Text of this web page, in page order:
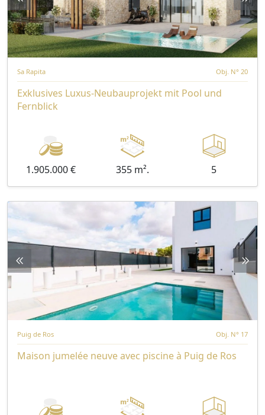
Sa Rapita Obj. N° 20
Exklusives Luxus-Neubauprojekt mit Pool und
Fernblick
1.905.000 € 355 m². 5
Puig de Ros Obj. N° 17
Maison jumelée neuve avec piscine à Puig de Ros